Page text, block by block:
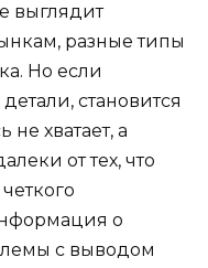
выглядит
разные типы
Но если
становится
не хватает, а
от тех, что
о
с выводом